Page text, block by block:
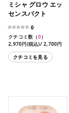
ミシャ グロウ エッ
センスパクト
0
クチコミ数（0）
2,970円(税込)/ 2,700円
(税抜)
クチコミを見る